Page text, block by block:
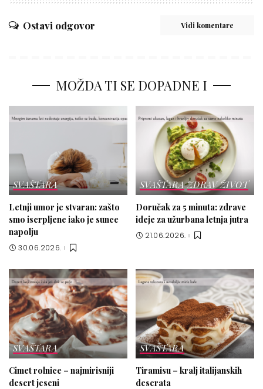
Ostavi odgovor Vidi komentare
MOŽDA TI SE DOPADNE I
SVAŠTARA
Letnji umor je stvaran: zašto
smo iscrpljene iako je sunce
napolju
30.06.2026.
SVAŠTARA ZDRAV ŽIVOT
Doručak za 5 minuta: zdrave
ideje za užurbana letnja jutra
21.06.2026.
SVAŠTARA
Cimet rolnice – najmirisniji
desert jeseni
SVAŠTARA
Tiramisu – kralj italijanskih
deserata